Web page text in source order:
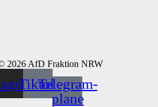
2026 AfD Fraktion NRW
TiktokTelegram-
plane